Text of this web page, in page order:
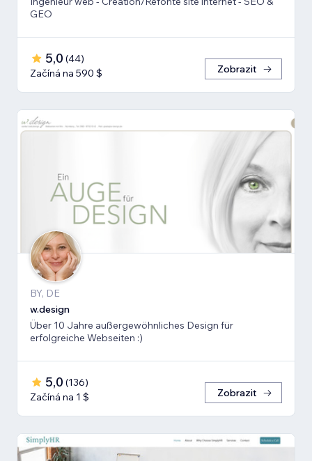
GEO
5,0 (44)
Začíná na 590 $
Zobrazit
BY, DE
w.design
Über 10 Jahre außergewöhnliches Design für
erfolgreiche Webseiten :)
5,0 (136)
Začíná na 1 $
Zobrazit